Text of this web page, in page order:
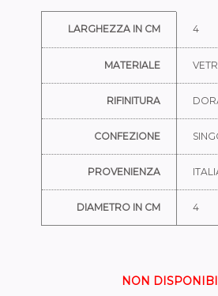
LARGHEZZA IN CM 4
MATERIALE
RIFINITURA
CONFEZIONE
PROVENIENZA
DIAMETRO IN CM 4
NON